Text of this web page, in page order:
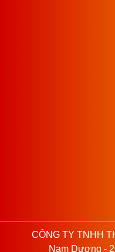
CÔNG TY TNHH
Nam Dương -